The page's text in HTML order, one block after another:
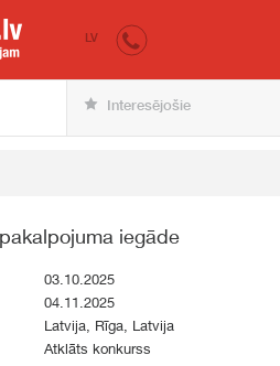
iepirkumi.lv
LV
Interesējošie
iegāde
03.10.2025
04.11.2025
Latvija, Rīga, Latvija
Atklāts konkurss